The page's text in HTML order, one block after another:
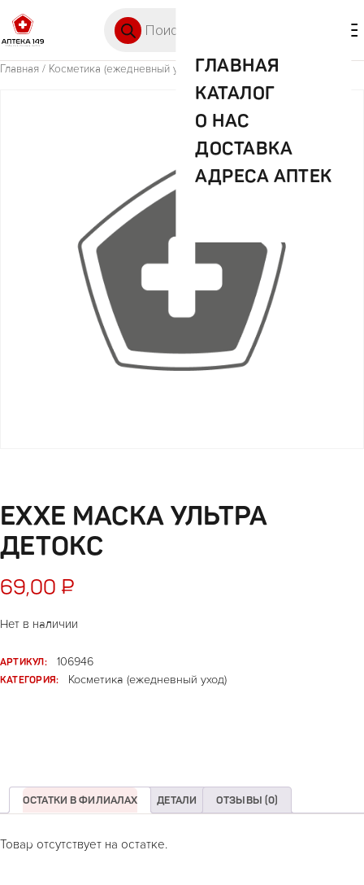
ГЛАВНАЯ
КАТАЛОГ
О НАС
ДОСТАВКА
АДРЕСА АПТЕК
Главная / Косметика (ежедневный уход) / EXXE маска ультра детокс
EXXE МАСКА УЛЬТРА
ДЕТОКС
69,00 ₽
Нет в наличии
АРТИКУЛ:
106946
КАТЕГОРИЯ:
Косметика (ежедневный уход)
ОСТАТКИ В ФИЛИАЛАХ ДЕТАЛИ ОТЗЫВЫ (0)
Товар отсутствует на остатке.